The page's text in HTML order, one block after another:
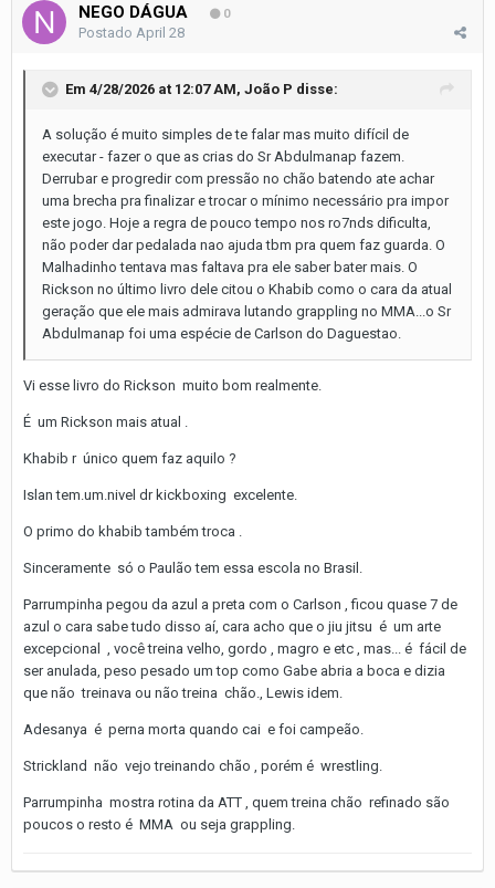
NEGO DÁGUA 0
Postado April 28
Em 4/28/2026 at 12:07 AM, João P disse:
A solução é muito simples de te falar mas muito difícil de
executar - fazer o que as crias do Sr Abdulmanap fazem.
Derrubar e progredir com pressão no chão batendo ate achar
uma brecha pra finalizar e trocar o mínimo necessário pra impor
este jogo. Hoje a regra de pouco tempo nos ro7nds dificulta,
não poder dar pedalada nao ajuda tbm pra quem faz guarda. O
Malhadinho tentava mas faltava pra ele saber bater mais. O
Rickson no último livro dele citou o Khabib como o cara da atual
geração que ele mais admirava lutando grappling no MMA...o Sr
Abdulmanap foi uma espécie de Carlson do Daguestao.
Vi esse livro do Rickson muito bom realmente.
É um Rickson mais atual .
Khabib r único quem faz aquilo ?
Islan tem.um.nivel dr kickboxing excelente.
O primo do khabib também troca .
Sinceramente só o Paulão tem essa escola no Brasil.
Parrumpinha pegou da azul a preta com o Carlson , ficou quase 7 de
azul o cara sabe tudo disso aí, cara acho que o jiu jitsu é um arte
excepcional , você treina velho, gordo , magro e etc , mas... é fácil de
ser anulada, peso pesado um top como Gabe abria a boca e dizia
que não treinava ou não treina chão., Lewis idem.
Adesanya é perna morta quando cai e foi campeão.
Strickland não vejo treinando chão , porém é wrestling.
Parrumpinha mostra rotina da ATT , quem treina chão refinado são
poucos o resto é MMA ou seja grappling.